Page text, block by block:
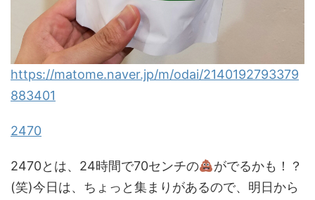
https://matome.naver.jp/m/odai/2140192793379
883401
2470
2470とは、24時間で70センチの
がでるかも！？
(笑)今日は、ちょっと集まりがあるので、明日から